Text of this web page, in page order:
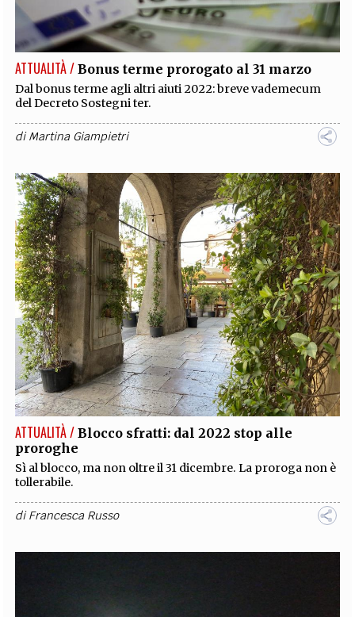
EXTRA
CODICI RUBRICHE LIBRI PROCEEDINGS PUBBLICITÀ CONTATTI
SOCIAL MEDIA
ATTUALITÀ / Bonus terme prorogato al 31 marzo
Dal bonus terme agli altri aiuti 2022: breve vademecum
del Decreto Sostegni ter.
diMartina Giampietri
ATTUALITÀ / Blocco sfratti: dal 2022 stop alle
proroghe
Sì al blocco, ma non oltre il 31 dicembre. La proroga non è
tollerabile.
diFrancesca Russo